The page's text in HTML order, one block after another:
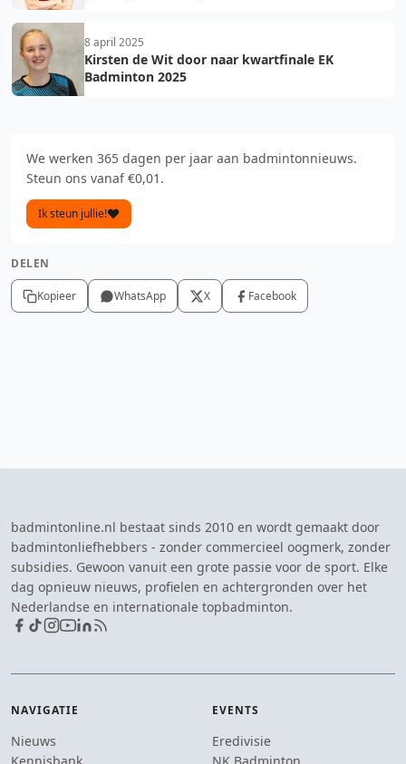
8 april 2025
Kirsten de Wit door naar kwartfinale EK
Badminton 2025
We werken 365 dagen per jaar aan badmintonnieuws.
Steun ons vanaf €0,01.
Ik steun jullie!
DELEN
Kopieer WhatsApp X Facebook
badmintonline.nl bestaat sinds 2010 en wordt gemaakt door
badmintonliefhebbers - zonder commercieel oogmerk, zonder
subsidies. Gewoon vanuit een grote passie voor de sport. Elke
dag opnieuw nieuws, profielen en achtergronden over het
Nederlandse en internationale topbadminton.
NAVIGATIE
Nieuws
EVENTS
Eredivisie